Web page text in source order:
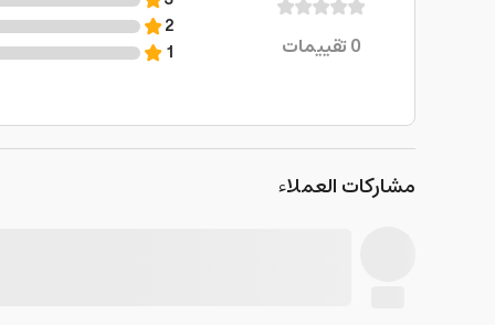
0تقييمات
2
1
مشاركات العملاء